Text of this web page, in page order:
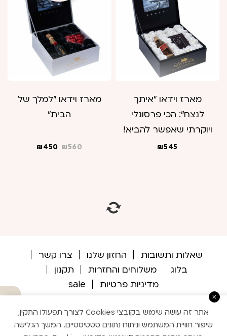
מארז וידאו "איתך
לנצח": הכי פרסונלי
ויוקרתי שאפשר להביא!
₪545
מארז וידאו "למלך של
הבית"
₪560
המחיר
₪450
המחיר
שאלות ותשובות החזון שלנו
צרו קשר
בלוג
משלוחים והחזרות
תקנון
מדיניות פרטיות
sale
אתר זה עושה שימוש בקובצי Cookies לצורך תפעולו התקין,
שיפור חוויית המשתמש וניתוח נתונים סטטיסטיים. המשך הגלישה